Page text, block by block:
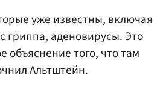
уже известны, включая
гриппа, аденовирусы. Это
объяснение того, что там
Альтштейн.